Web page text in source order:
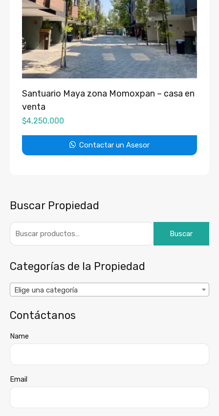
Santuario Maya zona Momoxpan – casa en
venta
$4,250,000
Contactar un Asesor
Buscar Propiedad
Buscar
Categorías de la Propiedad
Elige una categoría
Contáctanos
Name
Email